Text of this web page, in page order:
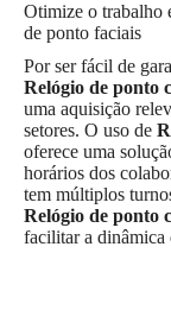
Otimize o trabalho
de ponto faciais
Por ser fácil de
Relógio de ponto
uma aquisição
setores. O uso de
oferece uma
horários dos
tem múltiplos
Relógio de ponto
facilitar a dinâmica